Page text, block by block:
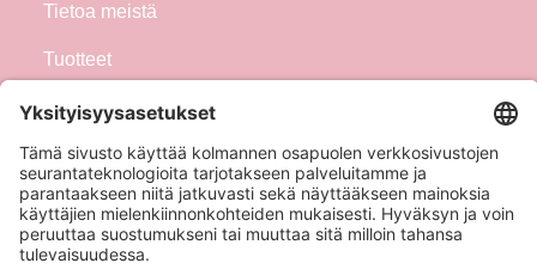
Tietoa meistä
Tuotteet
Seuraa meitä!